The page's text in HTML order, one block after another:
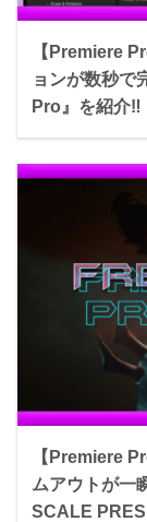
【Premiere
ョンが数秒
Pro』を紹介‼︎
【Premiere
ムアウトが一
SCALE